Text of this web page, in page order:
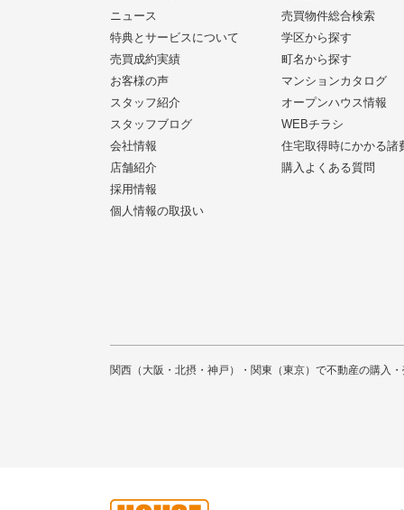
ニュース
特典とサービスについて
売買成約実績
お客様の声
スタッフ紹介
スタッフブログ
会社情報
店舗紹介
採用情報
個人情報の取扱い
売買物件総合検索
学区から探す
町名から探す
マンションカタログ
オープンハウス情報
WEBチラシ
住宅取得時にかかる諸
購入よくある質問
関西（大阪・北摂・神戸）・関東（東京）で不動産の購入